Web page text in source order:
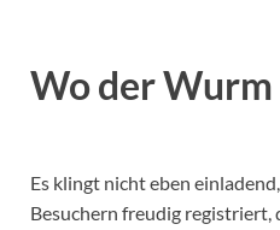
Wo der
Es klingt nicht eben
Besuchern freudig registriert,